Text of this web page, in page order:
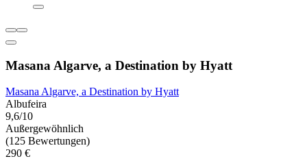
Masana Algarve, a Destination by Hyatt
Masana Algarve, a Destination by Hyatt
Albufeira
9,6/10
Außergewöhnlich
(125 Bewertungen)
290 €